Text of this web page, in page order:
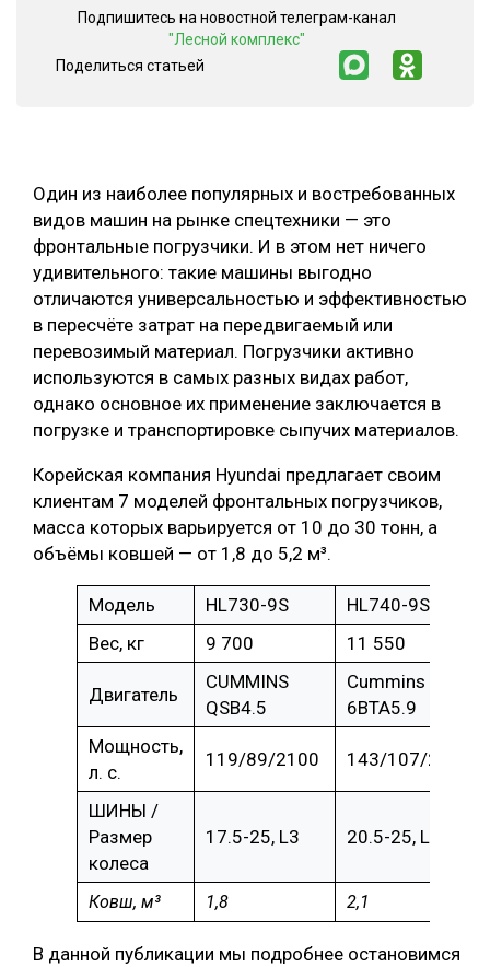
СУШКА ДРЕВЕСИНЫ
МЕБЕЛЬНОЕ ПРОИЗВОДСТВО
Один из наиболее популярных и востребованных
видов машин на рынке спецтехники — это
фронтальные погрузчики. И в этом нет ничего
удивительного: такие машины выгодно
отличаются универсальностью и эффективностью
в пересчёте затрат на передвигаемый или
перевозимый материал. Погрузчики активно
используются в самых разных видах работ,
однако основное их применение заключается в
погрузке и транспортировке сыпучих материалов.
Корейская компания Hyundai предлагает своим
клиентам 7 моделей фронтальных погрузчиков,
масса которых варьируется от 10 до 30 тонн, а
объёмы ковшей — от 1,8 до 5,2 м³.
Модель HL730-9S
HL740-9S
Вес, кг
9 700 11 550
Двигатель
CUMMINS
QSB4.5
Cummins
6BTA5.9
Мощность,
л. с.
119/89/2100 143/107/2200
ШИНЫ /
Размер
колеса
17.5-25, L3 20.5-25, L3
Ковш, м³ 1,8 2,1
В данной публикации мы подробнее остановимся
Подпишитесь на новостной телеграм-канал
"Лесной комплекс"
Поделиться статьей